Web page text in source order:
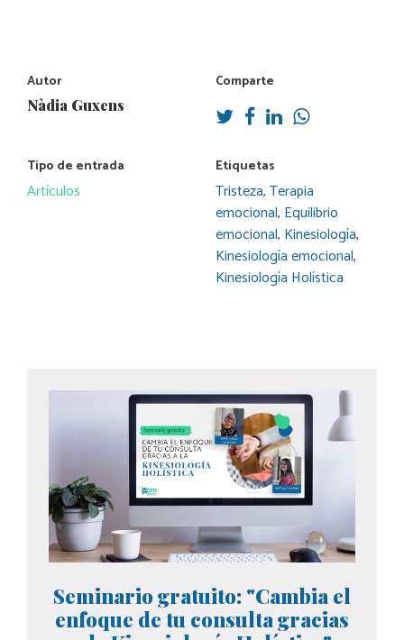
Autor
Nàdia Guxens
Comparte
Tipo de entrada
Artículos
Etiquetas
Tristeza,Terapia
emocional, Equilibrio
emocional, Kinesiología,
Kinesiología emocional,
Kinesiología Holística
Seminario gratuito: "Cambia el
enfoque de tu consulta gracias